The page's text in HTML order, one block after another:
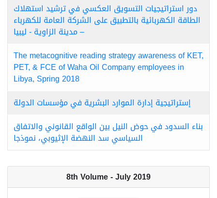
دور استراتيجيات التسويق العكسي في ترشيد استهلاك
الطاقة الكهربائية بالتطبيق على الشركة العامة للكهرباء
– مدينة الزاوية - ليبيا
The metacognitive reading strategy awareness of KET,
PET, & FCE of Waha Oil Company employees in
Libya, Spring 2018
إستراتيجية إدارة الموارد البشرية في مؤسسات الدولة
بناء السدود في حوض النيل بين الواقع القانوني والاتفاق
السياسي سد النهضة الإثيوبي، نموذجا
8th Volume - July 2019